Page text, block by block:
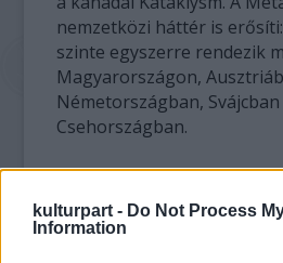
kulturpart - Do Not Process
Information
nemzetközi háttér is
szinte egyszerre rendezik
Magyarországon,
Németországban, Svájcban
Csehországban.
A hazai rajongók először
be a Csillebérci
40 hektáros területét; akkor